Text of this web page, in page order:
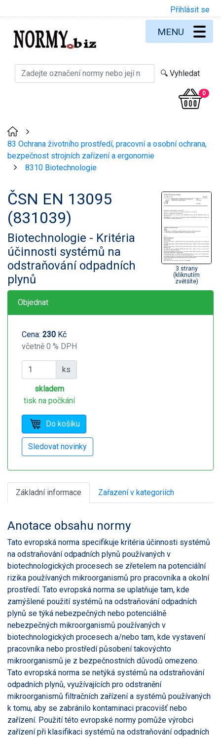
Přihlásit se
0
MENU
83 Ochrana životního prostředí, pracovní a osobní ochrana,
bezpečnost strojních zařízení a ergonomie
8310 Biotechnologie
ČSN EN 13095
(831039)
Biotechnologie - Kritéria
účinnosti systémů na
odstraňování odpadních
plynů
3 strany
(kliknutím
zvětšíte)
Objednat
Cena: 230 Kč
včetně 0 % DPH
ks
skladem
tisk na počkání
Základní informace Zařazení v kategoriích
Anotace obsahu normy
Tato evropská norma specifikuje kritéria účinnosti systémů
na odstraňování odpadních plynů používaných v
biotechnologických procesech se zřetelem na potenciální
rizika používaných mikroorganismů pro pracovníka a okolní
prostředí. Tato evropská norma se uplatňuje tam, kde
zamýšlené použití systémů na odstraňování odpadních
plynů se týká nebezpečných nebo potenciálně
nebezpečných mikroorganismů používaných v
biotechnologických procesech a/nebo tam, kde vystavení
pracovníka nebo prostředí působení takovýchto
mikroorganismů je z bezpečnostních důvodů omezeno.
Tato evropská norma se netýká systémů na odstraňování
odpadních plynů, využívajících pro odstranění
mikroorganismů filtračních zařízení a systémů používaných
k tomu, aby se zabránilo kontaminaci pracovišť nebo
zařízení. Použití této evropské normy pomůže výrobci
zařízení při klasifikaci systémů na odstraňování odpadních